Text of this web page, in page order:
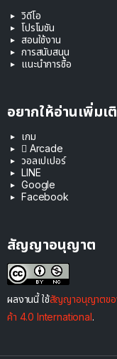
วิดีโอ
โปรโมชัน
สอนใช้งาน
การสนับสนุน
แนะนำการซื้อ
อยากให้อ่านเพิ่มเ
เกม
 Arcade
วอลเปเปอร์
LINE
Google
Facebook
สัญญาอนุญาต
ผลงานนี้ ใช้สัญญาอนุญาตขอ
ค้า 4.0 International.